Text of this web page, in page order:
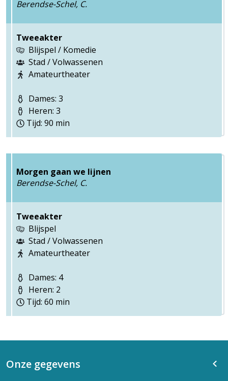
Berendse-Schel, C.
Tweeakter
Blijspel / Komedie
Stad / Volwassenen
Amateurtheater
Dames: 3
Heren: 3
Tijd: 90 min
Morgen gaan we lijnen
Berendse-Schel, C.
Tweeakter
Blijspel
Stad / Volwassenen
Amateurtheater
Dames: 4
Heren: 2
Tijd: 60 min
Onze gegevens